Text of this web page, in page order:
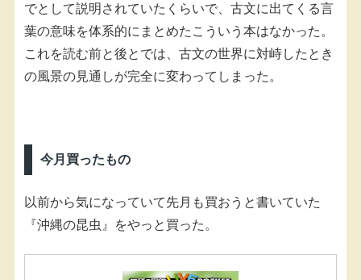
でとして説明されていたくらいで、古文に出てくる言
葉の意味を体系的にまとめたこういう本はなかった。
これを読む前と後とでは、古文の世界に対峙したとき
の風景の見通しが完全に変わってしまった。
今月買ったもの
以前から気になっていて先月も買おうと書いていた
『沖縄の昆虫』をやっと買った。